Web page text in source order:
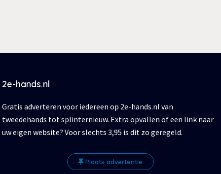
2e-hands.nl
Gratis adverteren voor iedereen op 2e-hands.nl van
tweedehands tot splinternieuw. Extra opvallen of een link naar
uw eigen website? Voor slechts 3,95 is dit zo geregeld.
Plaats advertentie